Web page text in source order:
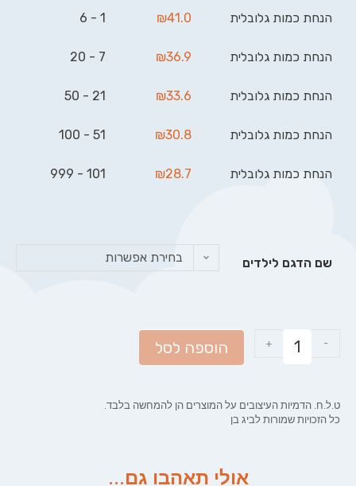
הנחת כמות גלובלית ₪41.0
1 - 6
הנחת כמות גלובלית ₪36.9
7 - 20
הנחת כמות גלובלית ₪33.6
21 - 50
הנחת כמות גלובלית ₪30.8
51 - 100
הנחת כמות גלובלית ₪28.7
101 - 999
שם הדגם לילדים בחירת אפשרות
-
+ הוספה לסל
ט.ל.ח. הדמיות העיצובים על המוצרים הן להמחשה בלבד.
כל הזכויות שמורות לביג בן
אולי תאהבו גם...